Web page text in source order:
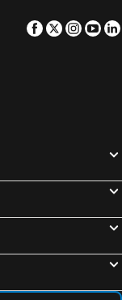
Facebook
Twitter